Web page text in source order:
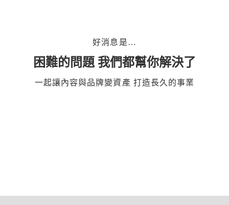
好消息是…
困難的問題 我們都幫你解決了
一起讓內容與品牌變資產 打造長久的事業